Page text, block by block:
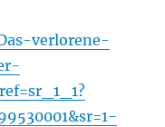
verlorene-